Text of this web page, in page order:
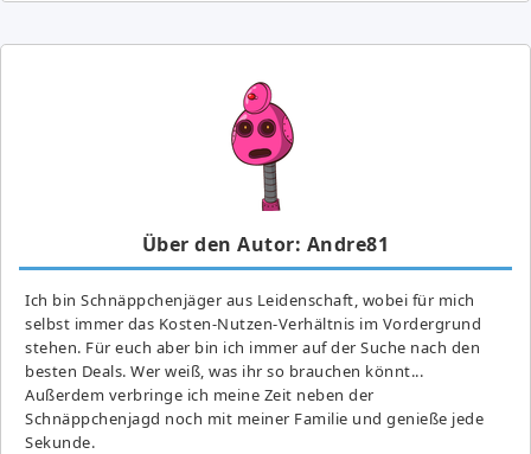
Über den Autor: Andre81
Ich bin Schnäppchenjäger aus Leidenschaft, wobei für mich
selbst immer das Kosten-Nutzen-Verhältnis im Vordergrund
stehen. Für euch aber bin ich immer auf der Suche nach den
besten Deals. Wer weiß, was ihr so brauchen könnt...
Außerdem verbringe ich meine Zeit neben der
Schnäppchenjagd noch mit meiner Familie und genieße jede
Sekunde.